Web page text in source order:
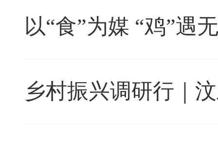
以“食”为媒 “鸡”遇
乡村振兴调研行｜